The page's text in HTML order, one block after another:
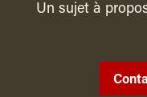
Un sujet à